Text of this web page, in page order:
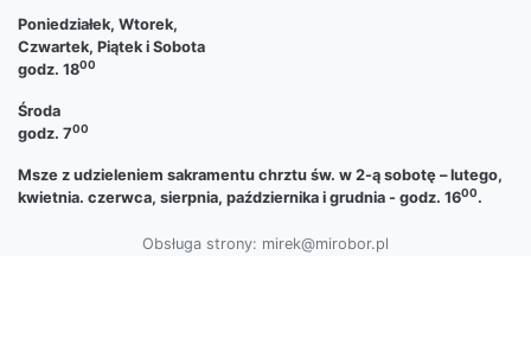
Poniedziałek, Wtorek,
Czwartek, Piątek i Sobota
godz. 1800
Środa
godz. 700
Msze z udzieleniem sakramentu chrztu św. w 2-ą sobotę – lutego,
kwietnia. czerwca, sierpnia, października i grudnia - godz. 1600.
Obsługa strony: mirek@mirobor.pl